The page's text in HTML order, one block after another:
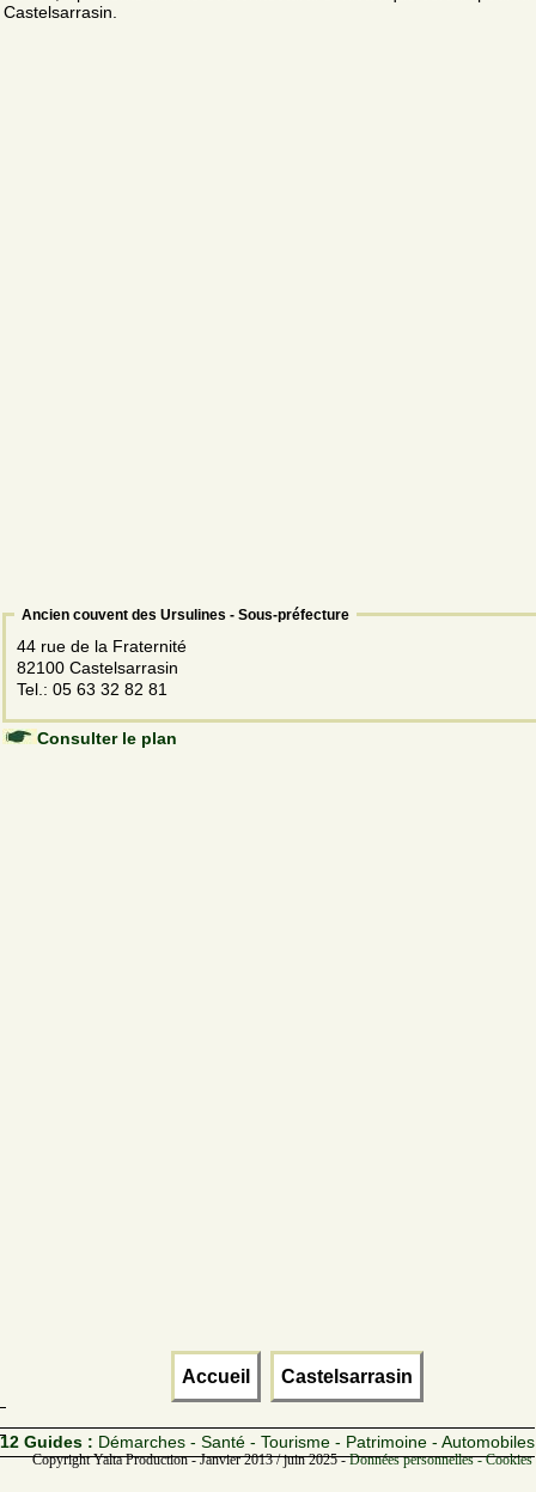
Castelsarrasin.
Ancien couvent des Ursulines - Sous-préfecture
44 rue de la Fraternité
82100 Castelsarrasin
Tel.: 05 63 32 82 81
Consulter le plan
Accueil Castelsarrasin
12 Guides : Démarches - Santé - Tourisme - Patrimoine - Automobiles
Copyright Yalta Production - Janvier 2013 / juin 2025 -Données personnelles -